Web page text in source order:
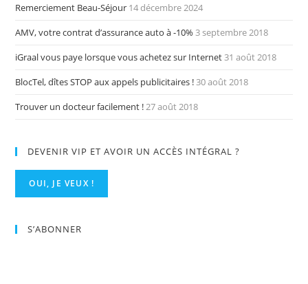
Remerciement Beau-Séjour 14 décembre 2024
AMV, votre contrat d’assurance auto à -10% 3 septembre 2018
iGraal vous paye lorsque vous achetez sur Internet31 août 2018
BlocTel, dîtes STOP aux appels publicitaires !30 août 2018
Trouver un docteur facilement !27 août 2018
DEVENIR VIP ET AVOIR UN ACCÈS INTÉGRAL ?
OUI, JE VEUX !
S’ABONNER